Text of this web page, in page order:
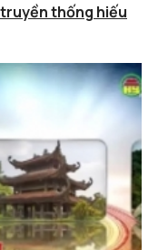
truyền thống hiếu